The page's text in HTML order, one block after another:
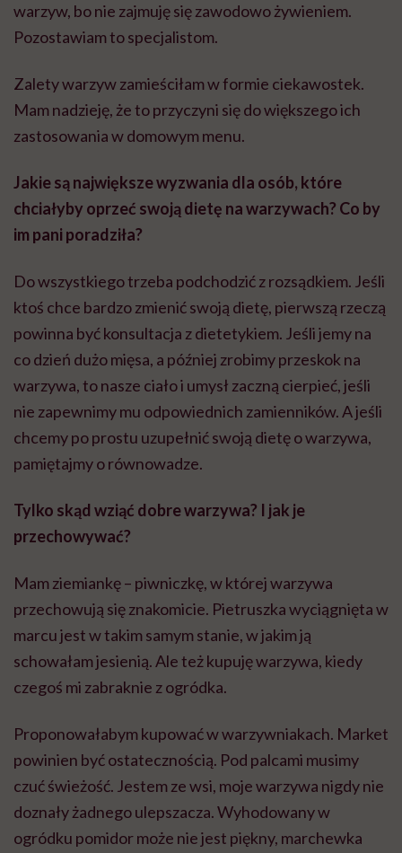
warzyw, bo nie zajmuję się zawodowo żywieniem.
Pozostawiam to specjalistom.
Zalety warzyw zamieściłam w formie ciekawostek.
Mam nadzieję, że to przyczyni się do większego ich
zastosowania w domowym menu.
Jakie są największe wyzwania dla osób, które
chciałyby oprzeć swoją dietę na warzywach? Co by
im pani poradziła?
Do wszystkiego trzeba podchodzić z rozsądkiem. Jeśli
ktoś chce bardzo zmienić swoją dietę, pierwszą rzeczą
powinna być konsultacja z dietetykiem. Jeśli jemy na
co dzień dużo mięsa, a później zrobimy przeskok na
warzywa, to nasze ciało i umysł zaczną cierpieć, jeśli
nie zapewnimy mu odpowiednich zamienników. A jeśli
chcemy po prostu uzupełnić swoją dietę o warzywa,
pamiętajmy o równowadze.
Tylko skąd wziąć dobre warzywa? I jak je
przechowywać?
Mam ziemiankę – piwniczkę, w której warzywa
przechowują się znakomicie. Pietruszka wyciągnięta w
marcu jest w takim samym stanie, w jakim ją
schowałam jesienią. Ale też kupuję warzywa, kiedy
czegoś mi zabraknie z ogródka.
Proponowałabym kupować w warzywniakach. Market
powinien być ostatecznością. Pod palcami musimy
czuć świeżość. Jestem ze wsi, moje warzywa nigdy nie
doznały żadnego ulepszacza. Wyhodowany w
ogródku pomidor może nie jest piękny, marchewka